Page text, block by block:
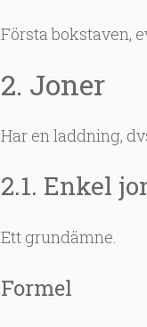
Första bokstaven,
2. Joner
Har en laddning,
2.1. Enkel
Ett grundämne.
Formel